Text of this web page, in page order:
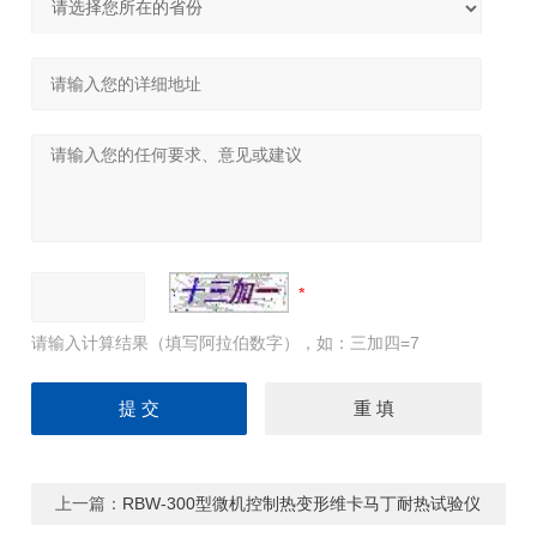
请输入计算结果（填写阿拉伯数字），如：三加四=7
上一篇： RBW-300型微机控制热变形维卡马丁耐热试验仪